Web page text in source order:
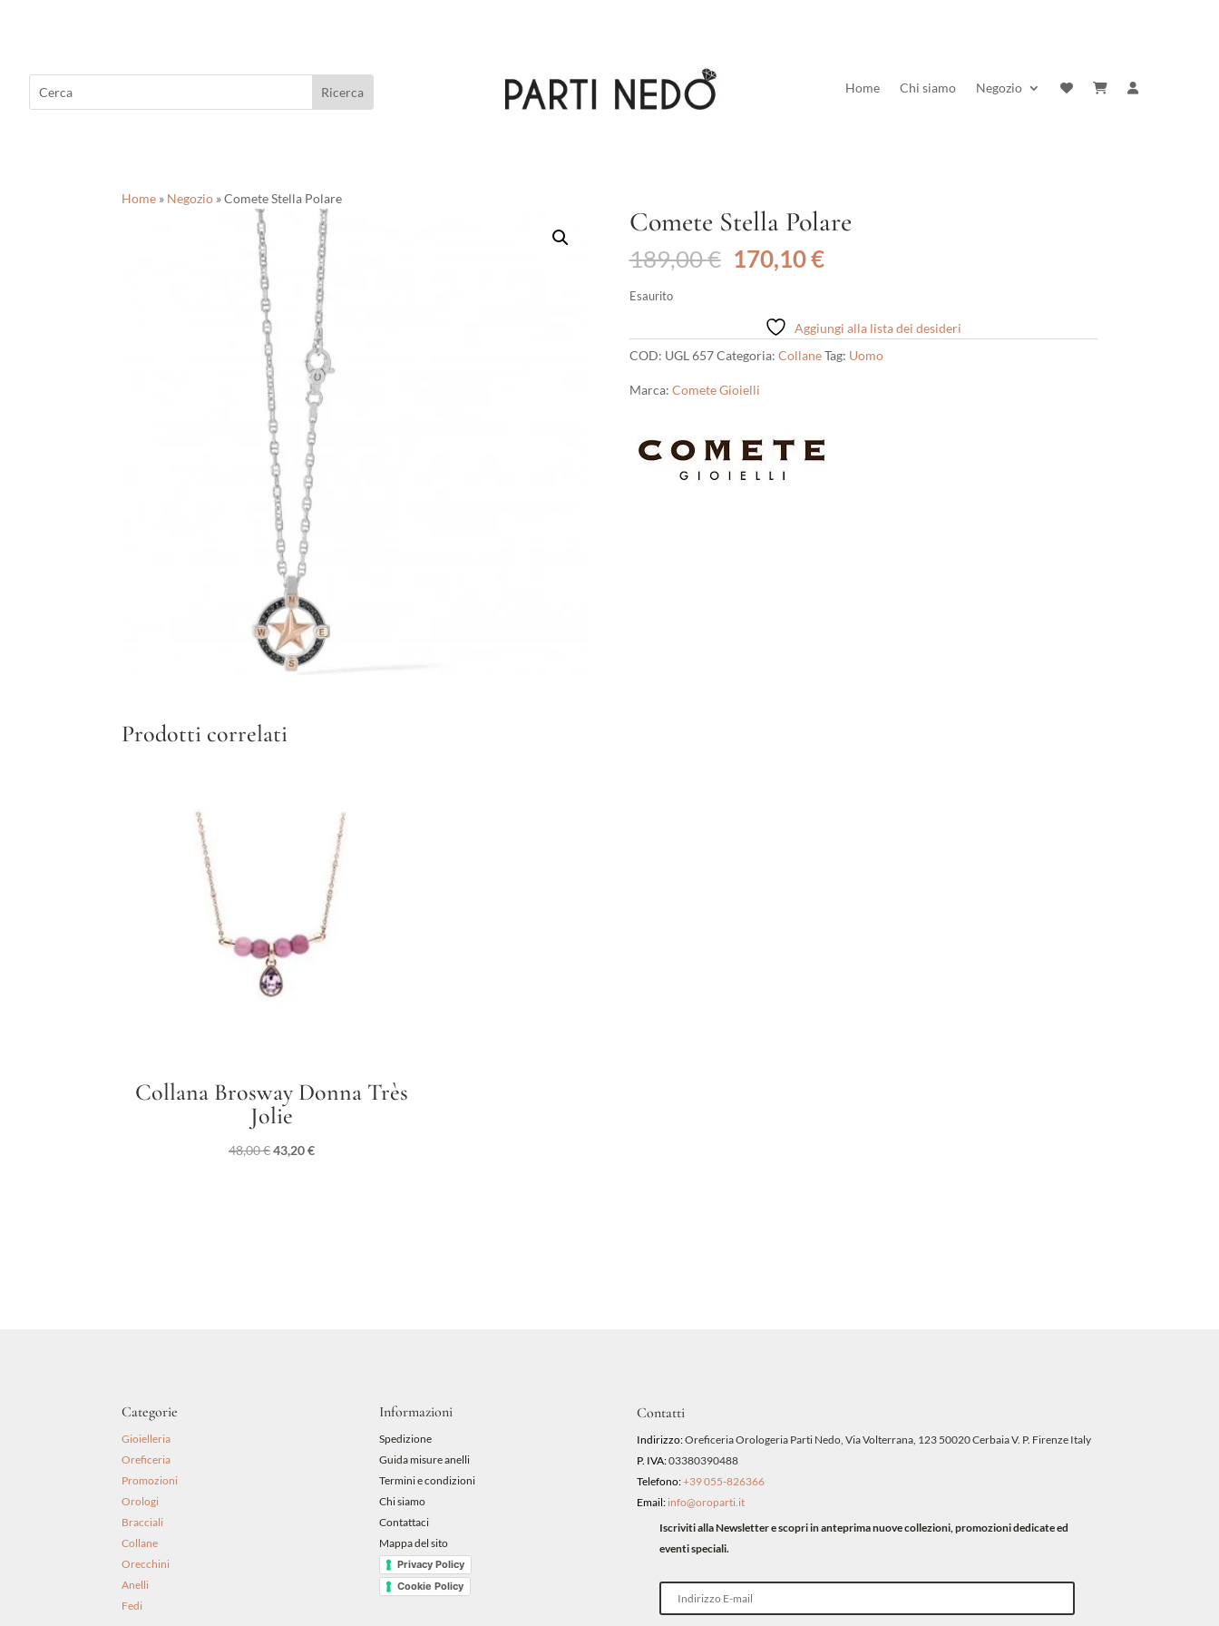
Home Chi siamo Negozio
Home » Negozio »Comete Stella Polare
Comete Stella Polare
189,00€ Il
prezzo
era:
189,00 €.
170,10€Il
è:
170,10 €.
Esaurito
Aggiungi alla lista dei desideri
COD: UGL 657 Categoria: Collane Tag: Uomo
Marca: Comete Gioielli
Prodotti correlati
Collana Brosway Donna Très
Jolie
48,00€Il
43,20€Il
Categorie
Gioielleria
Oreficeria
Promozioni
Orologi
Bracciali
Collane
Orecchini
Anelli
Fedi
Informazioni
Spedizione
Guida misure anelli
Termini e condizioni
Chi siamo
Contattaci
Mappa del sito
Privacy Policy
Cookie Policy
Contatti
Indirizzo:Oreficeria Orologeria Parti Nedo, Via Volterrana, 123 50020 Cerbaia V. P. Firenze Italy
P. IVA:03380390488
Telefono:+39 055-826366
Email: info@oroparti.it
Iscriviti alla Newsletter e scopri in anteprima nuove collezioni, promozioni dedicate ed
eventi speciali.